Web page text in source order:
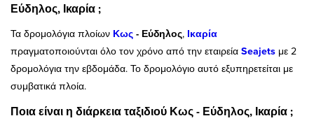
Εύδηλος, Ικαρία ;
Τα δρομολόγια πλοίων Κως - Εύδηλος, Ικαρία
πραγματοποιούνται όλο τον χρόνο από την εταιρεία Seajets με 2
δρομολόγια την εβδομάδα. Το δρομολόγιο αυτό εξυπηρετείται με
συμβατικά πλοία.
Ποια είναι η διάρκεια ταξιδιού Κως - Εύδηλος, Ικαρία ;